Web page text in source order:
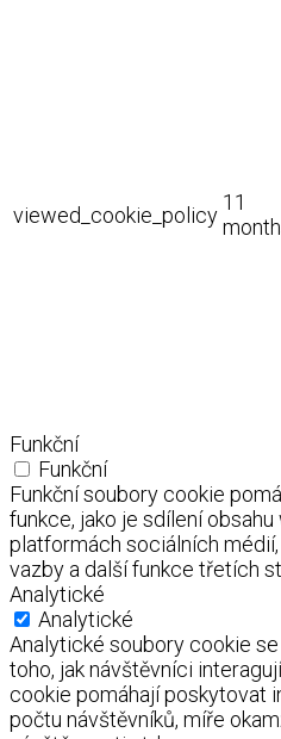
viewed_cookie_policy
11
Funkční
Funkční
Funkční soubory cookie
funkce, jako je sdílení
platformách sociálních
vazby a další funkce třetích
Analytické
Analytické
Analytické soubory cookie
toho, jak návštěvníci
cookie pomáhají poskytovat
počtu návštěvníků, míře